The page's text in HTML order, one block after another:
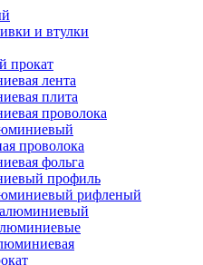
и втулки
прокат
лента
плита
проволока
проволока
фольга
профиль
рифленый